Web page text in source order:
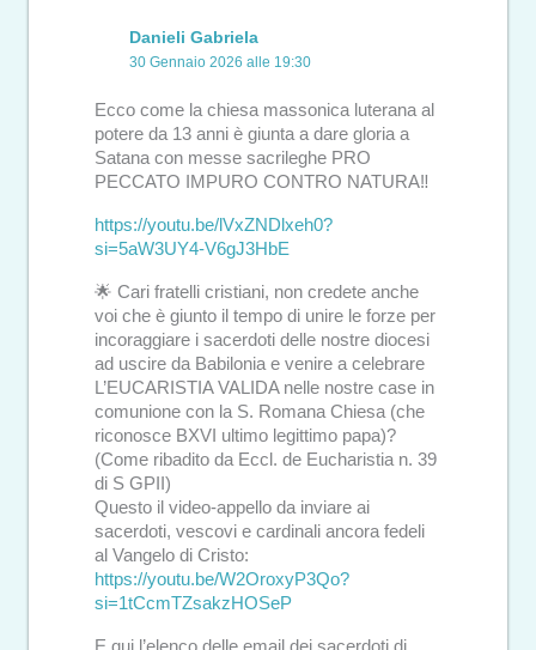
Danieli Gabriela
30 Gennaio 2026 alle 19:30
Ecco come la chiesa massonica luterana al
potere da 13 anni è giunta a dare gloria a
Satana con messe sacrileghe PRO
PECCATO IMPURO CONTRO NATURA‼️
https://youtu.be/lVxZNDlxeh0?
si=5aW3UY4-V6gJ3HbE
🌟 Cari fratelli cristiani, non credete anche
voi che è giunto il tempo di unire le forze per
incoraggiare i sacerdoti delle nostre diocesi
ad uscire da Babilonia e venire a celebrare
L’EUCARISTIA VALIDA nelle nostre case in
comunione con la S. Romana Chiesa (che
riconosce BXVI ultimo legittimo papa)?
(Come ribadito da Eccl. de Eucharistia n. 39
di S GPII)
Questo il video-appello da inviare ai
sacerdoti, vescovi e cardinali ancora fedeli
al Vangelo di Cristo:
https://youtu.be/W2OroxyP3Qo?
si=1tCcmTZsakzHOSeP